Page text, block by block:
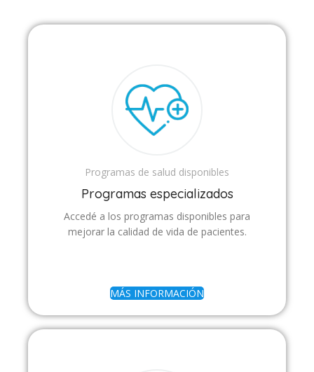
Programas de salud disponibles
Programas especializados
Accedé a los programas disponibles para
mejorar la calidad de vida de pacientes.
MÁS INFORMACIÓN